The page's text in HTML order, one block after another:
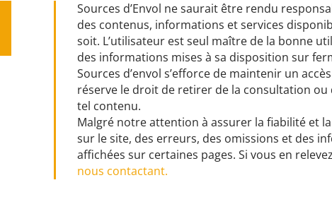
Sources d’Envol ne saurait être rendu
des contenus, informations et services
soit. L’utilisateur est seul maître de la bonne
des informations mises à sa disposition sur
Sources d’envol s’efforce de maintenir un
réserve le droit de retirer de la consultation
tel contenu.
Malgré notre attention à assurer la fiabilité et
sur le site, des erreurs, des omissions et des
affichées sur certaines pages. Si vous en
nous contactant.